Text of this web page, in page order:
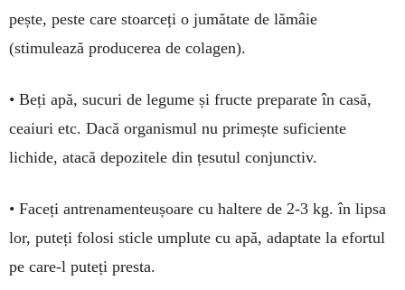
pește, peste care stoarceți o jumătate de lămâie
(stimulează pro­ducerea de colagen).
• Beți apă, sucuri de legume și fructe pre­pa­rate în casă,
ceaiuri etc. Dacă or­ga­nismul nu primește sufi­ciente
lichide, atacă depo­zi­tele din țesutul conjunctiv.
• Faceți an­tre­na­men­te­ușoare cu hal­tere de 2-3 kg. în lip­sa
lor, puteți folosi sti­cle um­plute cu apă, a­dap­­­tate la efor­tul
pe care-l pu­teți presta.